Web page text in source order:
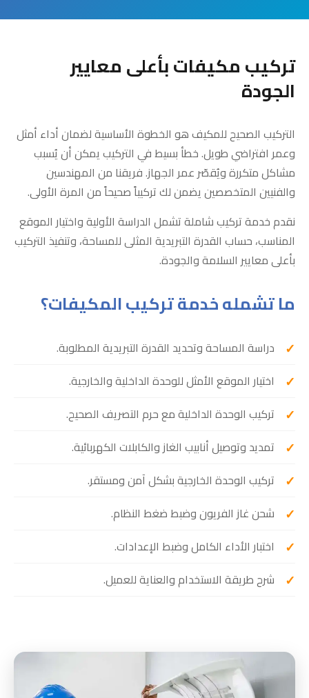
تركيب مكيفات بأعلى معايير
الجودة
التركيب الصحيح للمكيف هو الخطوة الأساسية لضمان أداء أمثل
وعمر افتراضي طويل. خطأ بسيط في التركيب يمكن أن يُسبب
مشاكل متكررة ويُقصّر عمر الجهاز. فريقنا من المهندسين
والفنيين المتخصصين يضمن لك تركيباً صحيحاً من المرة الأولى.
نقدم خدمة تركيب شاملة تشمل الدراسة الأولية واختيار الموقع
المناسب، حساب القدرة التبريدية المثلى للمساحة، وتنفيذ التركيب
بأعلى معايير السلامة والجودة.
ما تشمله خدمة تركيب المكيفات؟
دراسة المساحة وتحديد القدرة التبريدية المطلوبة.
اختيار الموقع الأمثل للوحدة الداخلية والخارجية.
تركيب الوحدة الداخلية مع حرم التصريف الصحيح.
تمديد وتوصيل أنابيب الغاز والكابلات الكهربائية.
تركيب الوحدة الخارجية بشكل آمن ومستقر.
شحن غاز الفريون وضبط ضغط النظام.
اختبار الأداء الكامل وضبط الإعدادات.
شرح طريقة الاستخدام والعناية للعميل.